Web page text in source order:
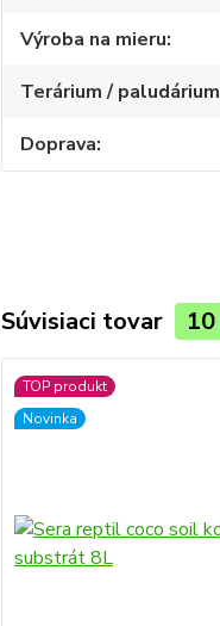
Výroba na mieru
Terárium / paludárium
Doprava
Súvisiaci tovar 10
TOP produkt
Novinka